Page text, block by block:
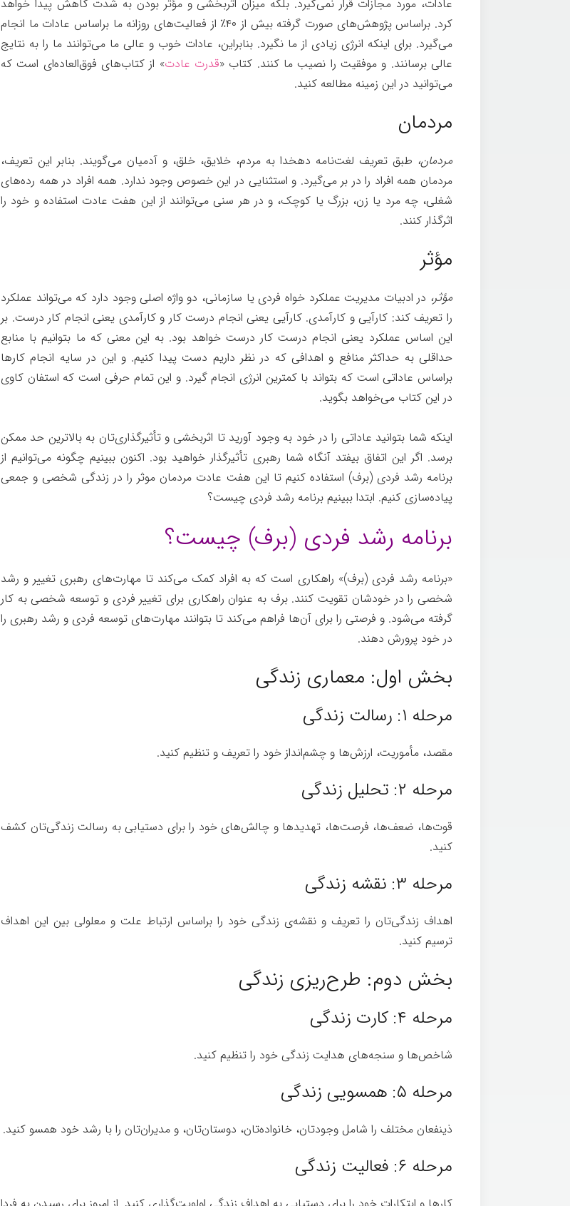
عادات، مورد مجازات قرار نمی‌گیرد. بلکه میزان اثربخشی و مؤثر بودن به شدت کاهش پیدا خواهد
کرد. براساس پژوهش‌های صورت گرفته بیش از ۴۰٪ از فعالیت‌های روزانه ما براساس عادات ما انجام
می‌گیرد. برای اینکه انرژی زیادی از ما نگیرد. بنابراین، عادات خوب و عالی ما می‌توانند ما را به نتایج
عالی برسانند. و موفقیت را نصیب ما کنند. کتاب «قدرت عادت» از کتاب‌های فوق‌العاده‌ای است که
می‌توانید در این زمینه مطالعه کنید.
مردمان
مردمان، طبق تعریف لغت‌نامه دهخدا به مردم، خلایق، خلق، و آدمیان می‌گویند. بنابر این تعریف،
مردمان همه افراد را در بر می‌گیرد. و استثنایی در این خصوص وجود ندارد. همه افراد در همه رده‌های
شغلی، چه مرد یا زن، بزرگ یا کوچک، و در هر سنی می‌توانند از این هفت عادت استفاده و خود را
اثرگذار کنند.
مؤثر
مؤثر، در ادبیات مدیریت عملکرد خواه فردی یا سازمانی، دو واژه اصلی وجود دارد که می‌تواند عملکرد
را تعریف کند: کارآیی و کارآمدی. کارآیی یعنی انجام درست کار و کارآمدی یعنی انجام کار درست. بر
این اساس عملکرد یعنی انجام درست کار درست خواهد بود. به این معنی که ما بتوانیم با منابع
حداقلی به حداکثر منافع و اهدافی که در نظر داریم دست پیدا کنیم. و این در سایه انجام کارها
براساس عاداتی است که بتواند با کمترین انرژی انجام گیرد. و این تمام حرفی است که استفان کاوی
در این کتاب می‌خواهد بگوید.
اینکه شما بتوانید عاداتی را در خود به وجود آورید تا اثربخشی و تأثیرگذاری‌تان به بالاترین حد ممکن
برسد. اگر این اتفاق بیفتد آنگاه شما رهبری تأثیرگذار خواهید بود. اکنون ببینیم چگونه می‌توانیم از
برنامه رشد فردی (برف) استفاده کنیم تا این هفت عادت مردمان موثر را در زندگی شخصی و جمعی
پیاده‌سازی کنیم. ابتدا ببینیم برنامه رشد فردی چیست؟
برنامه رشد فردی (برف) چیست؟
«برنامه رشد فردی (برف)» راهکاری است که به افراد کمک می‌کند تا مهارت‌های رهبری تغییر و رشد
شخصی را در خودشان تقویت کنند. برف به عنوان راهکاری برای تغییر فردی و توسعه شخصی به کار
گرفته می‌شود. و فرصتی را برای آن‌ها فراهم می‌کند تا بتوانند مهارت‌های توسعه فردی و رشد رهبری را
در خود پرورش دهند.
بخش اول: معماری زندگی‌
مرحله ۱: رسالت زندگی
مقصد، مأموریت، ارزش‌ها و چشم‌انداز خود را تعریف و تنظیم کنید.
مرحله ۲: تحلیل زندگی
قوت‌ها، ضعف‌ها، فرصت‌ها، تهدید‌ها و چالش‌های خود را برای دستیابی به رسالت زندگی‌تان کشف
کنید.
مرحله ۳: نقشه زندگی
اهداف زندگی‌تان را تعریف و نقشه‌ی زندگی خود را براساس ارتباط علت و معلولی بین این اهداف
ترسیم کنید.
بخش دوم: طرح‌ریزی زندگی
مرحله ۴: کارت زندگی
شاخص‌ها و سنجه‌های هدایت زندگی خود را تنظیم کنید.
مرحله ۵: همسویی زندگی
ذینفعان مختلف را شامل وجودتان، خانواده‌تان، دوستان‌تان، و مدیران‌تان را با رشد خود همسو کنید.
مرحله ۶: فعالیت زندگی